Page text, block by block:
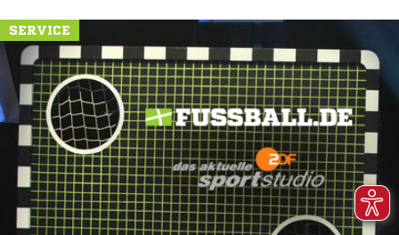
SERVICE